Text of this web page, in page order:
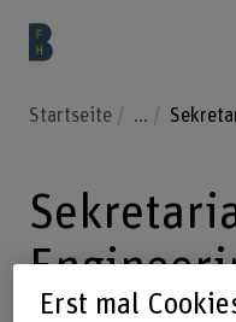
Startseite ...
Erst mal